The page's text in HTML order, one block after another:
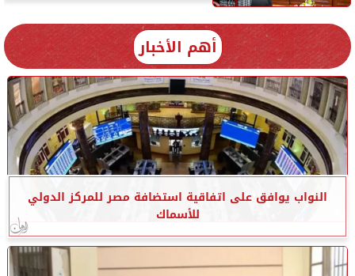
أهم الأخبار
النواب يوافق على اتفاقية استضافة مصر للمركز الدولي
للأسماك